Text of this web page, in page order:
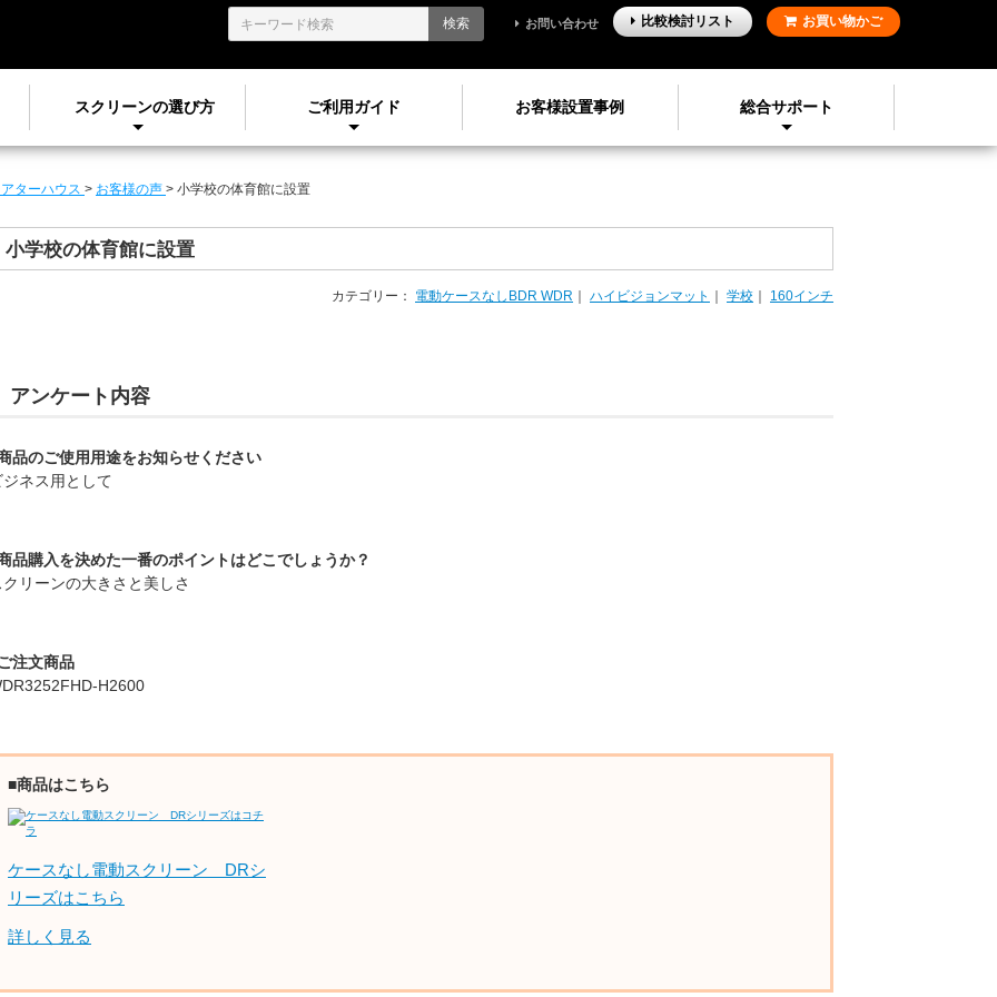
スクリーンの選び方 ご利用ガイド お客様設置事例 総合サポート
検索 お問い合わせ 比較検討リスト お買い物かご
ターハウス > お客様の声 > 小学校の体育館に設置
小学校の体育館に設置
カテゴリー： 電動ケースなしBDR WDR ハイビジョンマット 学校 160インチ
アンケート内容
品のご使用用途をお知らせください
ジネス用として
品購入を決めた一番のポイントはどこでしょうか？
クリーンの大きさと美しさ
注文商品
H2600
■商品はこちら
ケースなし電動スクリーン DRシ
リーズはこちら
詳しく見る